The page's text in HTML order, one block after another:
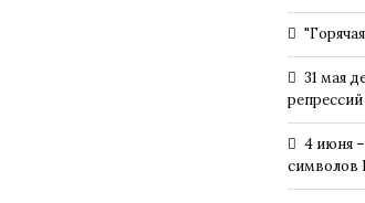
31 мая
репрессий
4 июня
символов